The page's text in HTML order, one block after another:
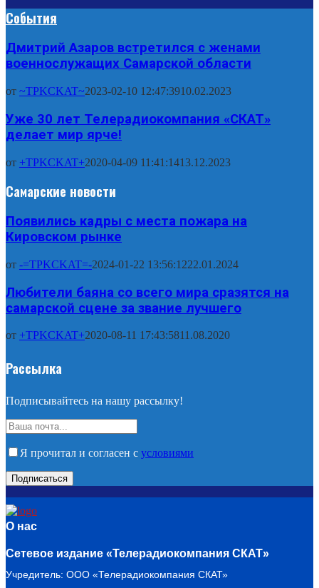
События
Дмитрий Азаров встретился с женами
военнослужащих Самарской области
от ~TPKCKAT~2023-02-10 12:47:3910.02.2023
Уже 30 лет Телерадиокомпания «СКАТ»
делает мир ярче!
от +TPKCKAT+2020-04-09 11:41:1413.12.2023
Самарские новости
Появились кадры с места пожара на
Кировском рынке
от -=TPKCKAT=-2024-01-22 13:56:1222.01.2024
Любители баяна со всего мира сразятся на
самарской сцене за звание лучшего
от +TPKCKAT+2020-08-11 17:43:5811.08.2020
Рассылка
Подписывайтесь на нашу рассылку!
Я прочитал и согласен с условиями
О нас
Сетевое издание «Телерадиокомпания СКАТ»
Учредитель: ООО «Телерадиокомпания СКАТ»